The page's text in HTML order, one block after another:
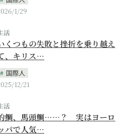
1/29
活
くつもの失敗と挫折を乗り越え
、キリス…
国際人
12/21
活
鯛、馬頭鯛……？ 実はヨーロ
パで人気…